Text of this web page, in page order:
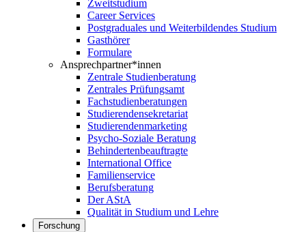
Zweitstudium
Career Services
Postgraduales und Weiterbildendes Studium
Gasthörer
Formulare
Ansprechpartner*innen
Zentrale Studienberatung
Zentrales Prüfungsamt
Fachstudienberatungen
Studierendensekretariat
Studierendenmarketing
Psycho-Soziale Beratung
Behindertenbeauftragte
International Office
Familienservice
Berufsberatung
Der AStA
Qualität in Studium und Lehre
Forschung